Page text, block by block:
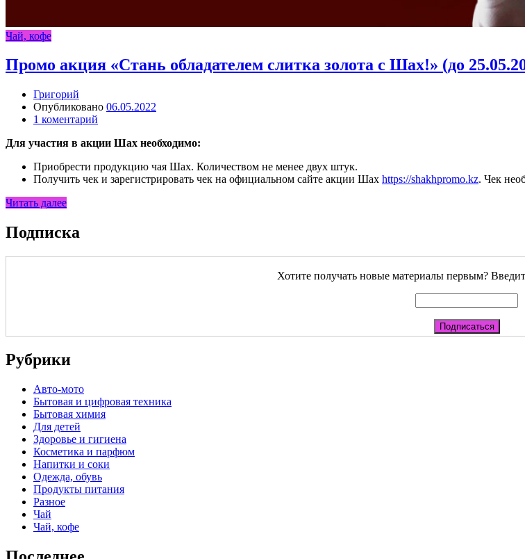
Чай, кофе
Промо акция «Стань обладателем слитка золота с Шах!» (до
Григорий
Опубликовано 06.05.2022
1 коментарий
Для участия в акции Шах необходимо:
Приобрести продукцию чая Шах. Количеством не менее двух штук.
Получить чек и зарегистрировать чек на официальном сайте акции Шах https://shakhpromo.kz. Чек
Читать далее
Подписка
Хотите получать новые материалы первым?
Рубрики
Авто-мото
Бытовая и цифровая техника
Бытовая химия
Для детей
Здоровье и гигиена
Косметика и парфюм
Напитки и соки
Одежда, обувь
Продукты питания
Разное
Чай
Чай, кофе